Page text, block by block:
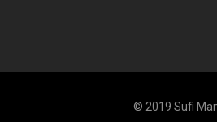
© 2019 Sufi